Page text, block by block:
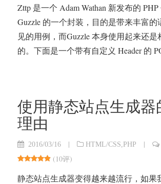
Zttp 是一个 Adam Wathan 新发布的
Guzzle 的一个封装，目的是带来丰富的
见的用例，而Guzzle 本身使用起来还
的。下面是一个带有自定义 Header 的
使用静态站点生成器
理由
2016/03/16 | HTML/CSS PHP |
(10评)
静态站点生成器变得越来越流行，如果